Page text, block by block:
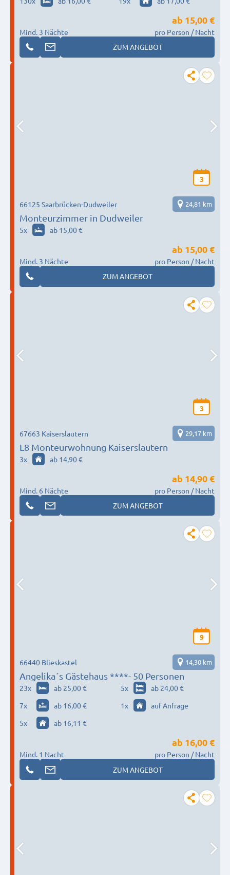
Mind. 3 Nächte
ab 15,00 €
pro Person / Nacht
ZUM ANGEBOT
3
Monteurzimmer in Dudweiler
66125 Saarbrücken-Dudweiler 24,81 km
5x ab 15,00 €
Mind. 3 Nächte
ab 15,00 €
pro Person / Nacht
ZUM ANGEBOT
3
L8 Monteurwohnung Kaiserslautern
67663 Kaiserslautern 29,17 km
3x ab 14,90 €
Mind. 6 Nächte
ab 14,90 €
pro Person / Nacht
ZUM ANGEBOT
9
Angelika´s Gästehaus ****- 50 Personen
66440 Blieskastel 14,30 km
23x ab 25,00 € 5x
ab 24,00 €
7x ab 16,00 € 1x
auf Anfrage
5x ab 16,11 €
Mind. 1 Nacht
ab 16,00 €
pro Person / Nacht
ZUM ANGEBOT